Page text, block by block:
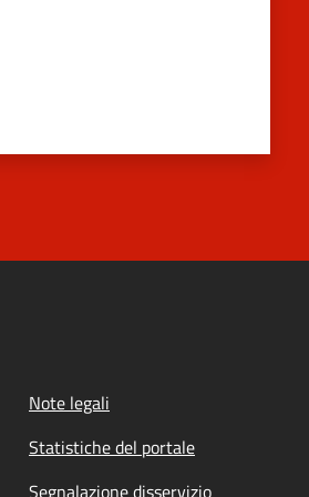
Note legali
Statistiche del portale
Segnalazione disservizio